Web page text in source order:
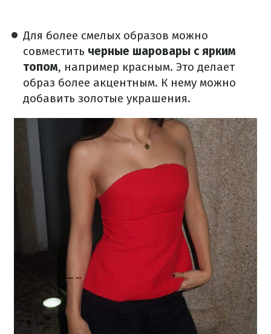
Для более смелых образов можно
совместить черные шаровары с ярким
топом, например красным. Это делает
образ более акцентным. К нему можно
добавить золотые украшения.